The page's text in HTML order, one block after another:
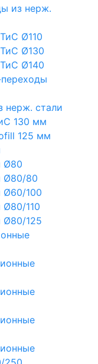
из нерж.
Ø110
Ø130
Ø140
нерж. стали
130 мм
125 мм
Ø80
Ø80/80
Ø60/100
110
Ø80/125